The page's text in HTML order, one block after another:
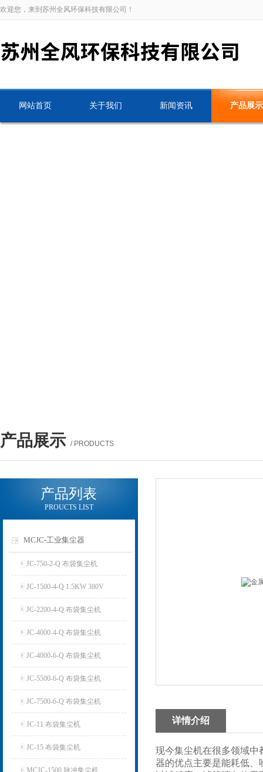
欢迎您，来到苏州全风环保科技有限公司！
网站首页 关于我们 新闻资讯 产品展示
产品展示 / PRODUCTS
产品列表
PROUCTS LIST
MCJC-工业集尘器
JC-750-2-Q 布袋集尘机
JC-1500-4-Q 1.5KW 380V
JC-2200-4-Q 布袋集尘机
JC-4000-4-Q 布袋集尘机
JC-4000-6-Q 布袋集尘机
JC-5500-6-Q 布袋集尘机
JC-7500-6-Q 布袋集尘机
JC-11 布袋集尘机
JC-15 布袋集尘机
MCJC-1500 脉冲集尘机
详情介绍
现今集尘机在很多领域中
器的优点主要是能耗低、